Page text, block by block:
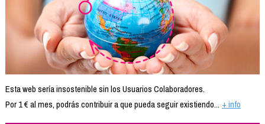
Esta web sería insostenible sin los Usuarios Colaboradores.
Por 1 € al mes, podrás contribuir a que pueda seguir existiendo... + info